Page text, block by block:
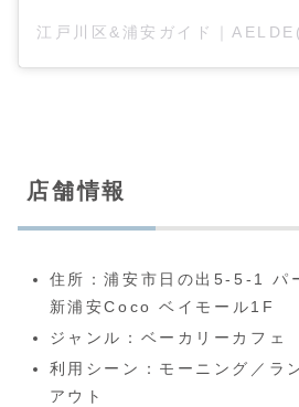
店舗情報
住所：浦安市日の出5-5-1 パ
新浦安Coco ベイモール1F
ジャンル：ベーカリーカフェ
利用シーン：モーニング／ラ
アウト